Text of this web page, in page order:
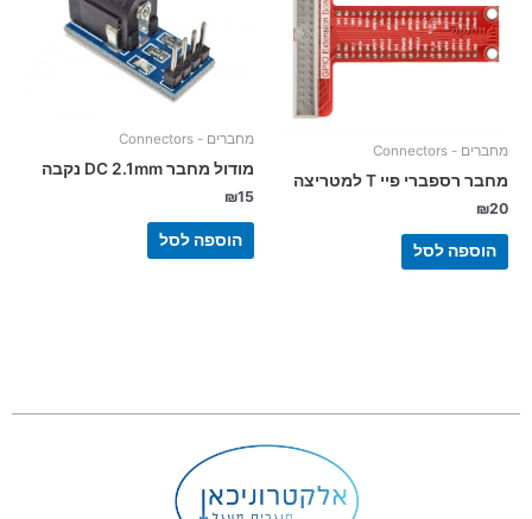
מחברים - Connectors
מחבר רספברי פיי T למטריצה
₪20
הוספה לסל
מחברים - Connectors
מודול מחבר DC 2.1mm נקבה
₪15
הוספה לסל